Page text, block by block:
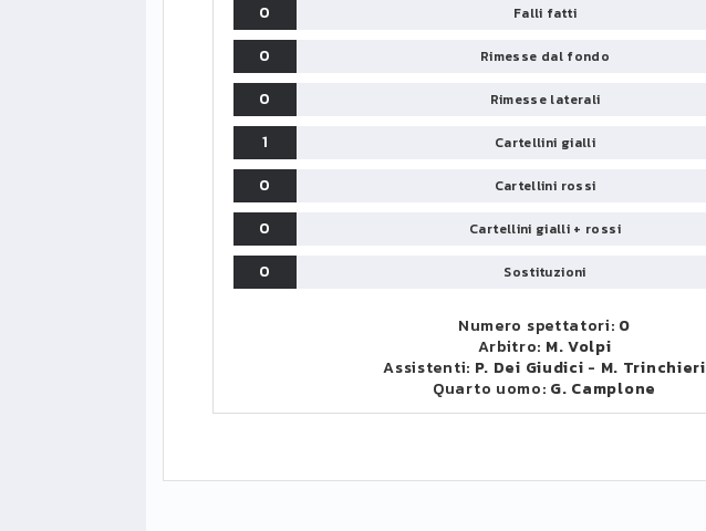
0
Falli fatti
0
Rimesse dal fondo
0
Rimesse laterali
1
Cartellini gialli
0
Cartellini rossi
0
Cartellini gialli + rossi
0
Sostituzioni
Numero spettatori: 0
Arbitro: M. Volpi
Assistenti: P. Dei Giudici - M. Trinchieri
Quarto uomo: G. Camplone